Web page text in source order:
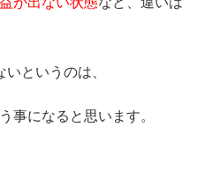
というのは、
事になると思います。